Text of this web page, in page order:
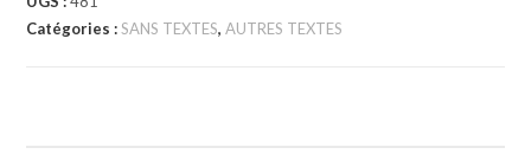
Catégories :SANS TEXTES,AUTRES TEXTES